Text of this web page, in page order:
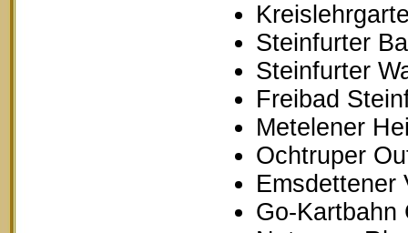
Steinfurter
Steinfurter
Freibad
Metelener
Ochtruper
Emsdettener
Go-Kartbahn